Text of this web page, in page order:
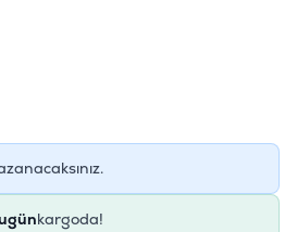
kargoda!